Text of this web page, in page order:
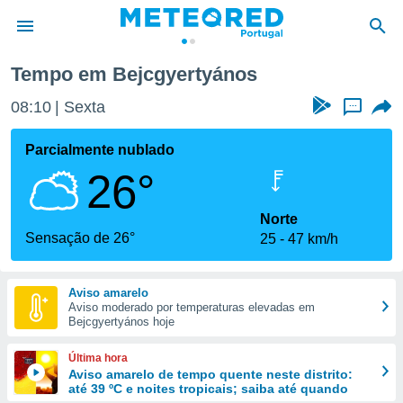
da
foi
fornecidas
a este
das
e
forma
digital
Tempo em Bejcgyertyános
08:10 Sexta ...
Parcialmente nublado
26°
Sensação de 26°
Norte
25
47 km/h
Aviso amarelo
Aviso moderado por temperaturas elevadas em
Bejcgyertyános hoje
Última hora
Aviso amarelo de tempo quente neste distrito:
até 39 ºC e noites tropicais; saiba até quando